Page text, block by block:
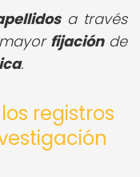
a través
fijaciónde
.
registros